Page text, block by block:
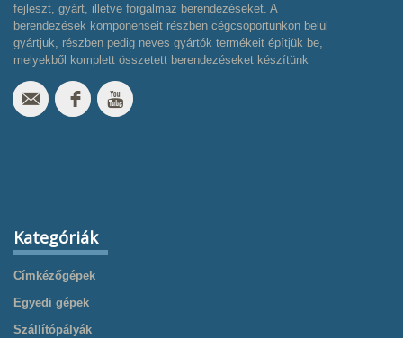
fejleszt, gyárt, illetve forgalmaz berendezéseket. A
berendezések komponenseit részben cégcsoportunkon belül
gyártjuk, részben pedig neves gyártók termékeit építjük be,
melyekből komplett összetett berendezéseket készítünk
Kategóriák
Címkézőgépek
Egyedi gépek
Szállítópályák